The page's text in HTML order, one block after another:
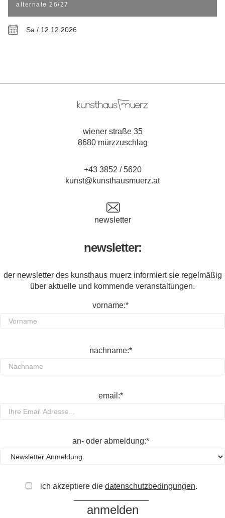
alternate 26/27
Sa / 12.12.2026
wiener straße 35
8680 mürzzuschlag
+43 3852 / 5620
kunst@kunsthausmuerz.at
newsletter
newsletter:
der newsletter des kunsthaus muerz informiert sie regelmäßig
über aktuelle und kommende veranstaltungen.
vorname:*
nachname:*
email:*
an- oder abmeldung:*
ich akzeptiere die datenschutzbedingungen.